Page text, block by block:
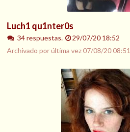
Luch1 qu1nter0s
34 respuestas.
29/07/20 18:52
Archivado por última vez07/08/20 08:51